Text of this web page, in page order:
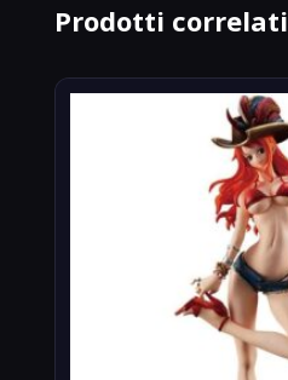
Prodotti correlati